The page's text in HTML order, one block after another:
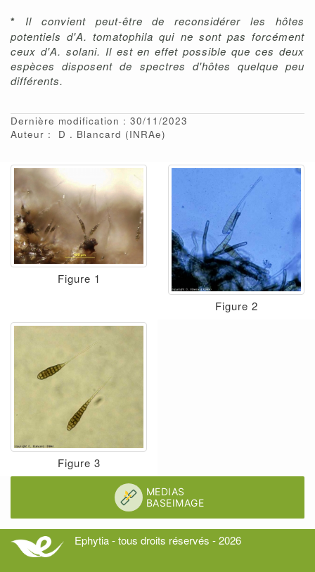
* Il convient peut-être de reconsidérer les hôtes
potentiels d'A. tomatophila qui ne sont pas forcément
ceux d'A. solani. Il est en effet possible que ces deux
espèces disposent de spectres d'hôtes quelque peu
différents.
Dernière modification : 30/11/2023
Auteur :
D Blancard (INRAe)
Figure 1
Figure 2
Figure 3
Ephytia - tous droits réservés - 2026